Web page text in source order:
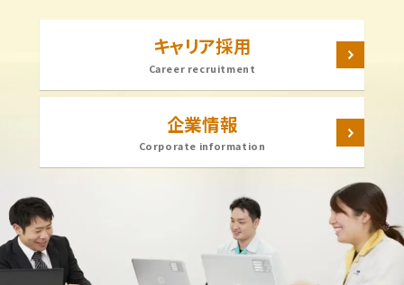
キャリア採用
Career recruitment
企業情報
Corporate information